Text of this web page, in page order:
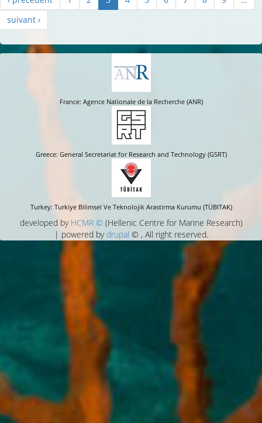
suivant ›
France: Agence Nationale de la Recherche (ANR)
Greece: General Secretariat for Research and Technology (GSRT)
Turkey: Turkiye Bilimsel Ve Teknolojik Arastirma Kurumu (TÜBITAK)
developed by HCMR © (Hellenic Centre for Marine Research)
| powered by drupal © , All right reserved.